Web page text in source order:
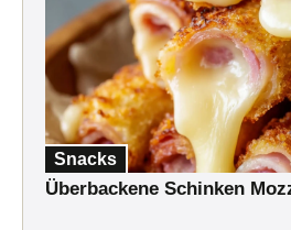
Snacks
Überbackene Schinken